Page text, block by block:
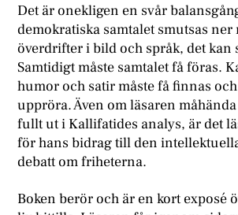
Det är onekligen en svår
demokratiska samtalet smutsas ner
överdrifter i bild och språk, det kan
Samtidigt måste samtalet få föras.
humor och satir måste få finnas
uppröra. Även om läsaren
fullt ut i Kallifatides analys, är det
för hans bidrag till den
debatt om friheterna.
Boken berör och är en kort exposé